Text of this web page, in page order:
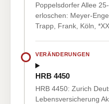
Poppelsdorfer Allee
erloschen: Meyer-
Trapp, Frank, Köln,
VERÄNDERUNGEN
HRB 4450
HRB 4450: Zurich
Lebensversicherung